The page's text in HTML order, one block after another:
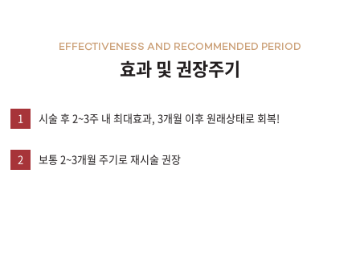
효과 및 권장주기
EFFECTIVENESS AND RECOMMENDED PERIOD
1 시술 후 2~3주 내 최대효과, 3개월 이후 원래상태로 회복!
2 보통 2~3개월 주기로 재시술 권장